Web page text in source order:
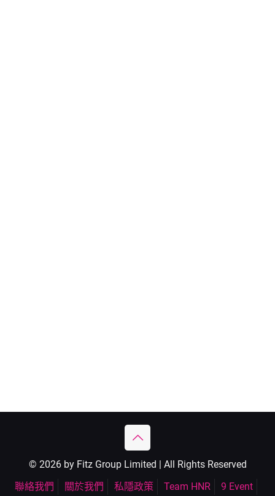
© 2026 by Fitz Group Limited | All Rights Reserved
聯絡我們
關於我們 私隱政策 Team HNR 9 Event